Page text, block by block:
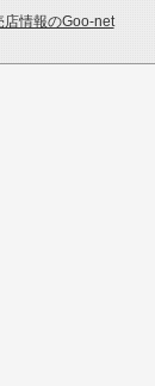
店情報のGoo-net